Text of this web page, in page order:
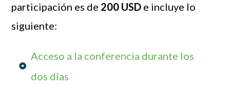
participación es de 200 USD e incluye lo
siguiente:
Acceso a la conferencia durante los
dos días